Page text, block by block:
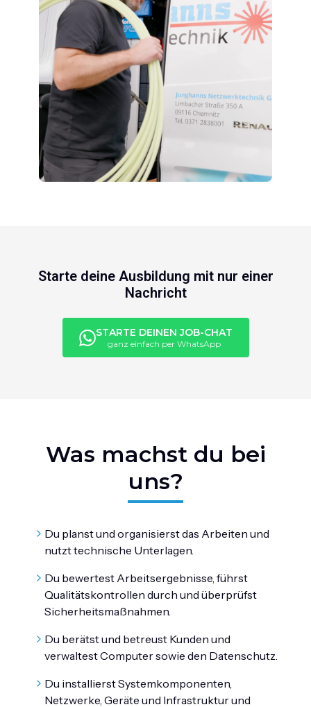
Starte deine Ausbildung mit nur einer
Nachricht
STARTE DEINEN JOB-CHAT
ganz einfach per WhatsApp
Was machst du bei
uns?
Du planst und organisierst das Arbeiten und
nutzt technische Unterlagen.
Du bewertest Arbeitsergebnisse, führst
Qualitätskontrollen durch und überprüfst
Sicherheitsmaßnahmen.
Du berätst und betreust Kunden und
verwaltest Computer sowie den Datenschutz.
Du installierst Systemkomponenten,
Netzwerke, Geräte und Infrastruktur und